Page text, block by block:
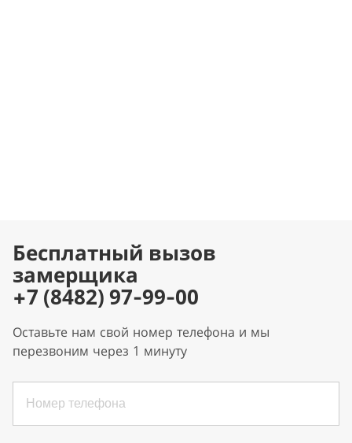
Бесплатный вызов
замерщика
+7 (8482) 97-99-00
Оставьте нам свой номер телефона и мы
перезвоним через 1 минуту